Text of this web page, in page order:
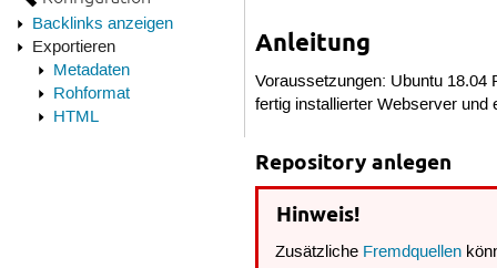
Backlinks anzeigen
Exportieren
Metadaten
Rohformat
HTML
Anleitung
Voraussetzungen: Ubuntu 18.04
fertig installierter Webserver und
Repository anlegen
Hinweis!
Zusätzliche Fremdquellen